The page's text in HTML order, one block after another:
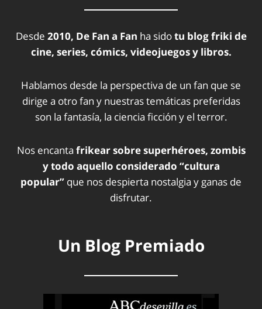
Desde 2010, De Fan a Fan ha sidotu blog friki de
cine, series, cómics, videojuegos y libros.
Hablamos desde la perspectiva de un fan que se
dirige a otro fan y nuestras temáticas preferidas
son la fantasía, la ciencia ficción y el terror.
Nos encanta frikear sobre superhéroes, zombis
y todo aquello considerado “cultura
popular” que nos despierta nostalgia y ganas de
disfrutar.
Un Blog Premiado